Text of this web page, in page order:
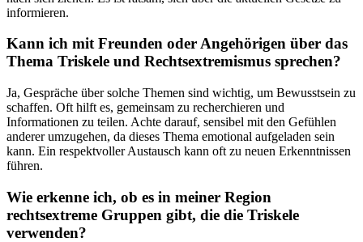
informieren.
Kann ich mit Freunden‌ oder Angehörigen‌ über das
Thema‍ Triskele und Rechtsextremismus ⁢sprechen?
Ja, Gespräche über‌ solche Themen sind wichtig, um Bewusstsein zu
schaffen. Oft hilft es, gemeinsam zu recherchieren ‍und
Informationen zu teilen. Achte darauf, sensibel⁢ mit den Gefühlen
anderer⁢ umzugehen, ⁢da dieses Thema emotional aufgeladen⁢ sein​
kann. Ein respektvoller Austausch kann oft zu neuen Erkenntnissen
führen.
Wie erkenne ich, ob es in meiner Region
rechtsextreme Gruppen gibt, die die ⁢Triskele
‍verwenden?